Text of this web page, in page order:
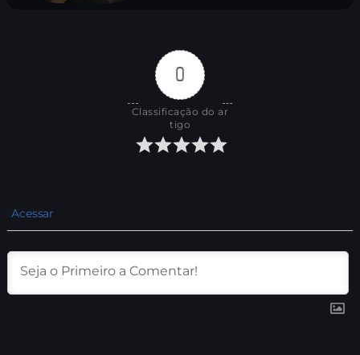
0
Classificação do ar
tigo
Acessar